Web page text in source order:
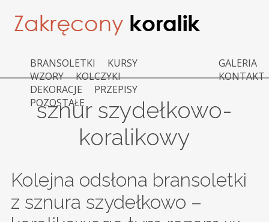
BRANSOLETKI
KURSY
WZORY
KOLCZYKI
DEKORACJE
PRZEPISY
POZOSTAŁE
GALERIA
KONTAKT
sznur szydełkowo-
koralikowy
Kolejna odsłona bransoletki
z sznura szydełkowo –